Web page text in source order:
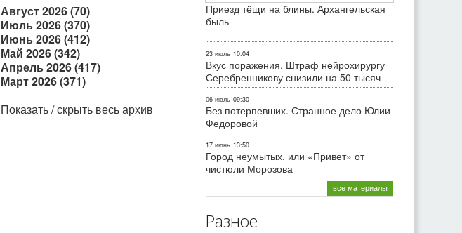
Август 2026 (70)
Июль 2026 (370)
Июнь 2026 (412)
Май 2026 (342)
Апрель 2026 (417)
Март 2026 (371)
Показать / скрыть весь архив
Приезд тёщи на блины. Архангельская
быль
23 июль 10:04
Вкус поражения. Штраф нейрохирургу
Серебренникову снизили на 50 тысяч
06 июль 09:30
Без потерпевших. Странное дело Юлии
Федоровой
17 июнь 13:50
Город неумытых, или «Привет» от
чистюли Морозова
все материалы
Разное